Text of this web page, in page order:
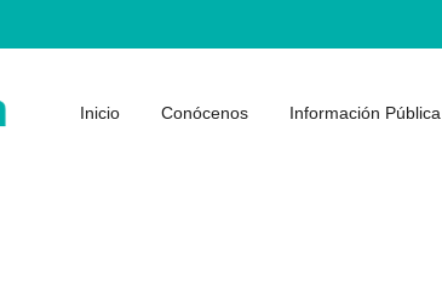
Inicio Conócenos Información Pública